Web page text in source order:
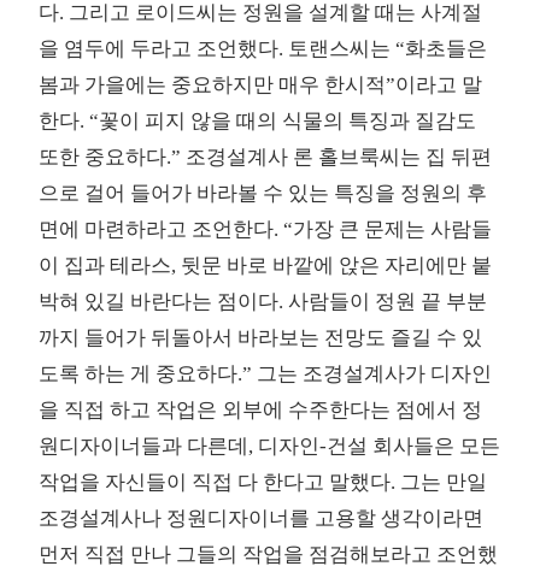
다. 그리고 로이드씨는 정원을 설계할 때는 사계절
을 염두에 두라고 조언했다. 토랜스씨는 “화초들은
봄과 가을에는 중요하지만 매우 한시적”이라고 말
한다. “꽃이 피지 않을 때의 식물의 특징과 질감도
또한 중요하다.” 조경설계사 론 홀브룩씨는 집 뒤편
으로 걸어 들어가 바라볼 수 있는 특징을 정원의 후
면에 마련하라고 조언한다. “가장 큰 문제는 사람들
이 집과 테라스, 뒷문 바로 바깥에 앉은 자리에만 붙
박혀 있길 바란다는 점이다. 사람들이 정원 끝 부분
까지 들어가 뒤돌아서 바라보는 전망도 즐길 수 있
도록 하는 게 중요하다.” 그는 조경설계사가 디자인
을 직접 하고 작업은 외부에 수주한다는 점에서 정
원디자이너들과 다른데, 디자인-건설 회사들은 모든
작업을 자신들이 직접 다 한다고 말했다. 그는 만일
조경설계사나 정원디자이너를 고용할 생각이라면
먼저 직접 만나 그들의 작업을 점검해보라고 조언했